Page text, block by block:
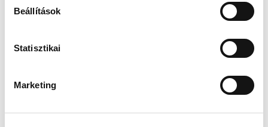
Beállítások
Statisztikai
Marketing